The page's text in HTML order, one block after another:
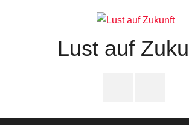
Lust auf